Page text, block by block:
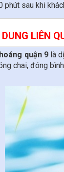
phút sau khi
LIÊN
quận 9là
chai, đóng